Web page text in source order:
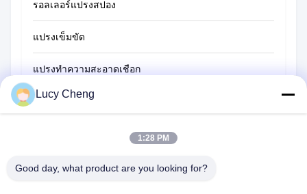
รอลเลอร์แปรงสปอง
แปรงเข็มขัด
แปรงทำความสะอาดเชือก
แปรงกวาด
แปรงลวด
Lucy Cheng
1:28 PM
Good day, what product are you looking for?